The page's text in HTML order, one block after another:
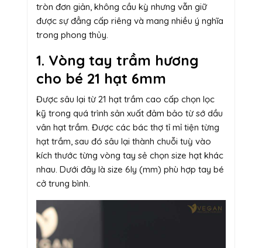
tròn đơn giản, không cầu kỳ nhưng vẫn giữ
được sự đẳng cấp riêng và mang nhiều ý nghĩa
trong phong thủy.
1. Vòng tay trầm hương
cho bé 21 hạt 6mm
Được sâu lại từ 21 hạt trầm cao cấp chọn lọc
kỹ trong quá trình sản xuất đảm bảo từ sớ dầu
vân hạt trầm. Được các bác thợ tỉ mỉ tiện từng
hạt trầm, sau đó sâu lại thành chuỗi tuỳ vào
kích thước từng vòng tay sẻ chọn size hạt khác
nhau. Dưới đây là size 6ly (mm) phù hợp tay bé
cở trung bình.